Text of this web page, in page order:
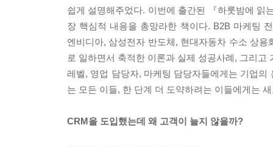
쉽게 설명해주었다. 이번에 출간된 『하룻밤에 읽
장 핵심적 내용을 총망라한 책이다. B2B 마케팅
엔비디아, 삼성전자 반도체, 현대자동차 수소 상
로 일하면서 축적한 이론과 실제 성공사례, 그리
레벨, 영업 담당자, 마케팅 담당자들에게는 기업
는 모든 이들, 한 단계 더 도약하려는 이들에게는
CRM을 도입했는데 왜 고객이 늘지 않을까?